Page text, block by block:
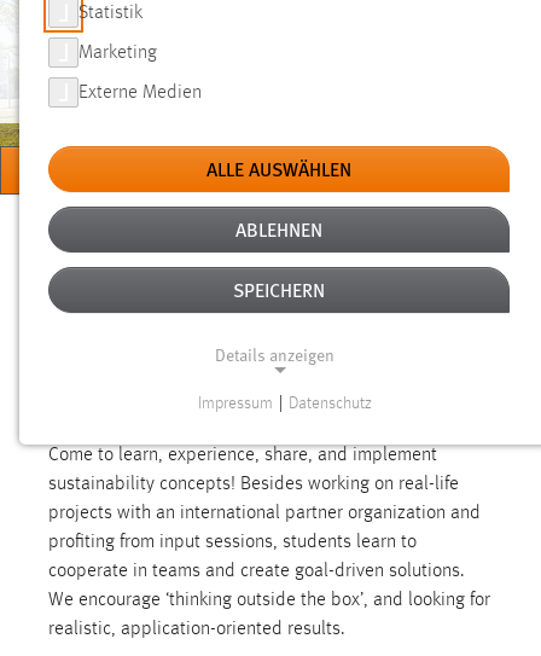
INSTITUT FÜR
NACHHALTIGKEIT UND ETHIK
(INE)
MENÜ
Sie sind hier:
Forschung Forschungseinrichtungen Institute
COME AND JOIN OUR
1 week, 30 international students and several
Come to learn, experience, share, and implement
sustainability concepts! Besides working on real-life
projects with an international partner organization and
profiting from input sessions, students learn to
cooperate in teams and create goal-driven solutions.
We encourage ‘thinking outside the box’, and looking for
realistic, application-oriented results.
Statistik
Marketing
Externe Medien
ALLE AUSWÄHLEN
ABLEHNEN
SPEICHERN
Details anzeigen
Notwendige Cookies ermöglichen grundlegende
Funktionen und sind für die einwandfreie Funktion der
Website erforderlich.
Einverständnis
Name:
Impressum Datenschutz